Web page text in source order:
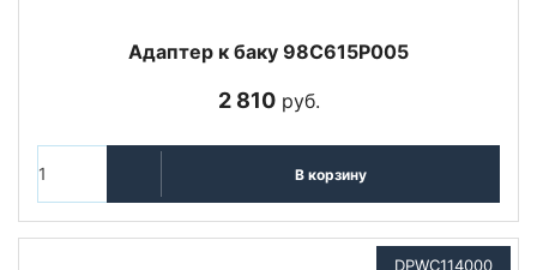
Адаптер к баку 98C615P005
2 810руб.
В корзину
DPWC114000